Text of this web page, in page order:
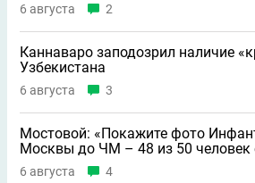
6 августа 2
Каннаваро заподозрил наличие
Узбекистана
6 августа 3
Мостовой: «Покажите фото
Москвы до ЧМ – 48 из 50 человек
6 августа 4